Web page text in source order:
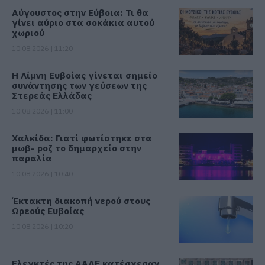
Αύγουστος στην Εύβοια: Τι θα
γίνει αύριο στα σοκάκια αυτού
χωριού
Η Λίμνη Ευβοίας γίνεται σημείο
συνάντησης των γεύσεων της
Στερεάς Ελλάδας
Χαλκίδα: Γιατί φωτίστηκε στα
μωβ- ροζ το δημαρχείο στην
παραλία
Έκτακτη διακοπή νερού στους
Ωρεούς Ευβοίας